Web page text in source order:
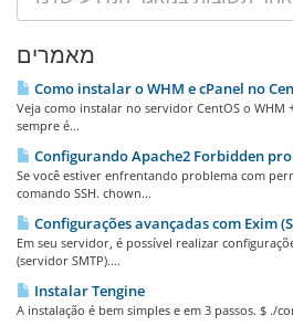
מאמרים
Como instalar o WHM e cPanel no
Veja como instalar no servidor CentOS o WHM
sempre é...
Configurando Apache2 Forbidden
Se você estiver enfrentando problema com
comando SSH. chown...
Configurações avançadas com Exim
Em seu servidor, é possível realizar
(servidor SMTP)....
Instalar Tengine
A instalação é bem simples e em 3 passos. $ ./